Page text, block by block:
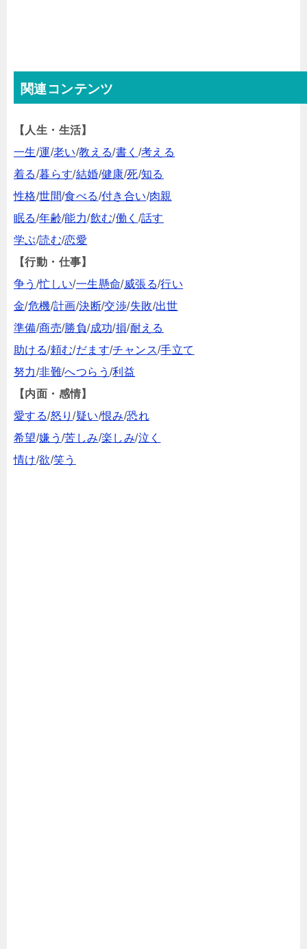
関連コンテンツ
【人生・生活】
一生/運/老い/教える/書く /考える
着る/暮らす/結婚/健康/死/知る
性格/世間/食べる/付き合い/肉親
眠る/年齢/能力/飲む/働く /話す
学ぶ/読む/恋愛
【行動・仕事】
争う /忙しい/一生懸命/威張る/行い
金/危機/計画/決断/交渉/失敗/出世
準備/商売/勝負/成功/損/耐える
助ける/頼む/だます/チャンス/手立て
努力/非難/へつらう/利益
【内面・感情】
愛する/怒り/疑い/恨み/恐れ
希望/嫌う/苦しみ/楽しみ/泣く
情け/欲/笑う